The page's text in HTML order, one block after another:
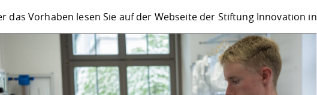
das Vorhaben lesen Sie auf der Webseite der Stiftung Innovation
unsere YouTube-Videos abspielen, werden Informationen über